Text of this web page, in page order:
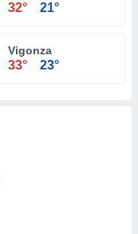
32° 21°
Vigonza
33° 23°